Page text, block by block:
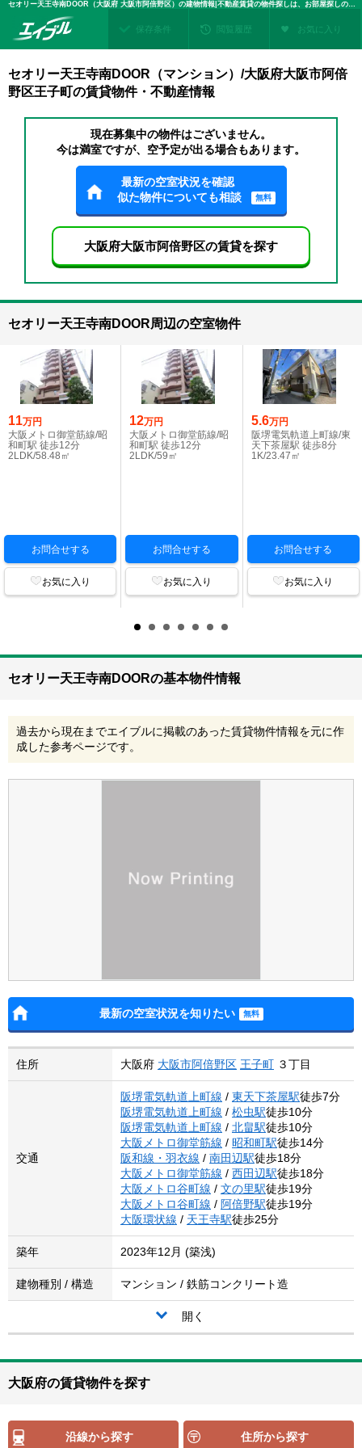
セオリー天王寺南DOOR（大阪府 大阪市阿倍野区）の建物情報|不動産賃貸の物件探しは、お部屋探しのエイブル
保存条件 閲覧履歴 お気に入り
セオリー天王寺南DOOR（マンション）/大阪府大阪市阿倍
野区王子町の賃貸物件・不動産情報
現在募集中の物件はございません。
今は満室ですが、空予定が出る場合もあります。
最新の空室状況を確認
似た物件についても相談
無料
大阪府大阪市阿倍野区の賃貸を探す
セオリー天王寺南DOOR周辺の空室物件
11万円
大阪メトロ御堂筋線/昭
和町駅 徒歩12分
2LDK/58.48㎡
お問合せする
お気に入り
12万円
大阪メトロ御堂筋線/昭
和町駅 徒歩12分
2LDK/59㎡
お問合せする
お気に入り
5.6万円
阪堺電気軌道上町線/東
天下茶屋駅 徒歩8分
1K/23.47㎡
お問合せする
お気に入り
セオリー天王寺南DOORの基本物件情報
過去から現在までエイブルに掲載のあった賃貸物件情報を元に作
成した参考ページです。
最新の空室状況を知りたい
住所 大阪府 大阪市阿倍野区 王子町 ３丁目
交通
阪堺電気軌道上町線 / 東天下茶屋駅徒歩7分
阪堺電気軌道上町線 / 松虫駅徒歩10分
阪堺電気軌道上町線 / 北畠駅徒歩10分
大阪メトロ御堂筋線 / 昭和町駅徒歩14分
阪和線・羽衣線 / 南田辺駅徒歩18分
大阪メトロ御堂筋線 / 西田辺駅徒歩18分
大阪メトロ谷町線 / 文の里駅徒歩19分
大阪メトロ谷町線 / 阿倍野駅徒歩19分
大阪環状線 / 天王寺駅徒歩25分
築年 2023年12月 (築浅)
建物種別 / 構造 マンション / 鉄筋コンクリート造
開く
大阪府の賃貸物件を探す
沿線から探す 住所から探す